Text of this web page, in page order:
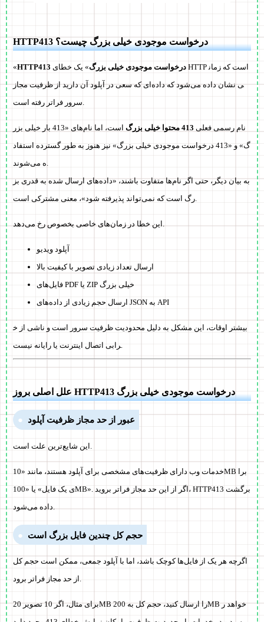
HTTP413 درخواست موجودی خیلی بزرگ چیست؟
« HTTP413 درخواست موجودی خیلی بزرگ» یک خطای HTTP است که زمان
ی نشان داده می‌شود که داده‌ای که سعی در آپلود آن دارید از ظرفیت مجاز
سرور فراتر رفته است.
نام رسمی فعلی 413 محتوا خیلی بزرگ
است، اما نام‌های «413 بار خیلی بزر
گ» و «413 درخواست موجودی خیلی بزرگ» نیز هنوز به طور گسترده استفاد
ه می‌شوند.
به بیان دیگر، حتی اگر نام‌ها متفاوت باشند، «داده‌های ارسال شده به قدری بز
رگ است که نمی‌تواند پذیرفته شود»، معنی مشترکی است.
این خطا در زمان‌های خاصی بخصوص رخ می‌دهد.
آپلود ویدیو
ارسال تعداد زیادی تصویر با کیفیت بالا
فایل‌های PDF یا ZIP خیلی بزرگ
ارسال حجم زیادی از داده‌های JSON به API
بیشتر اوقات، این مشکل به دلیل محدودیت ظرفیت سرور است و ناشی از خ
رابی اتصال اینترنت یا رایانه نیست.
علل اصلی بروز HTTP413 درخواست موجودی خیلی بزرگ
عبور از حد مجاز ظرفیت آپلود
خدمات وب دارای ظرفیت‌های مشخصی برای آپلود هستند، مانند «10MB برا
ی یک فایل» یا «100MB». اگر از این حد مجاز فراتر بروید، HTTP413 برگشت
حجم کل چندین فایل بزرگ است
اگرچه هر یک از فایل‌ها کوچک باشد، اما با آپلود جمعی، ممکن است حجم کل
از حد مجاز فراتر برود.
برای مثال، اگر 10 تصویر 20MB را ارسال کنید، حجم کل به 200MB خواهد ر